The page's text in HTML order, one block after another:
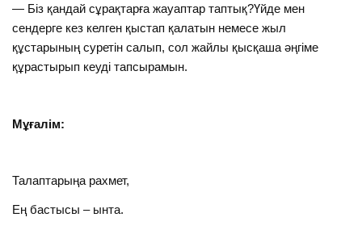
— Біз қандай сұрақтарға жауаптар таптық?Үйде мен
сендерге кез келген қыстап қалатын немесе жыл
құстарының суретін салып, сол жайлы қысқаша әңгіме
құрастырып кеуді тапсырамын.
Мұғалім:
Талаптарыңа рахмет,
Ең бастысы – ынта.